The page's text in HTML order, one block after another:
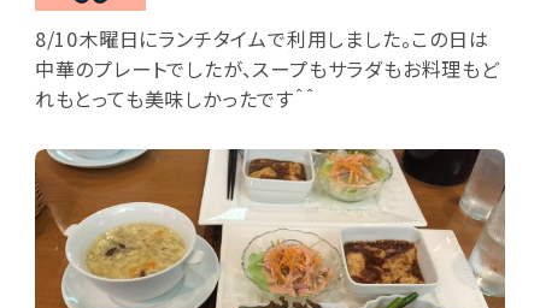
8/10木曜日にランチタイムで利用しました。この日は
中華のプレートでしたが、スープもサラダもお料理もど
れもとっても美味しかったです＾＾